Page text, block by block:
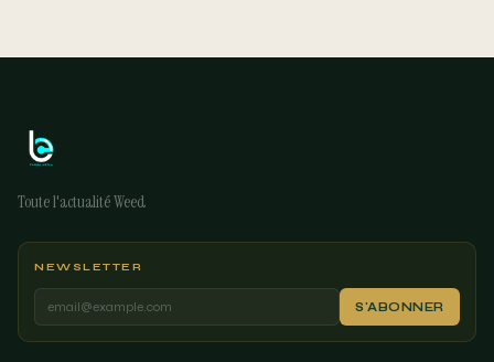
Toute l'actualité Weed
NEWSLETTER
S'ABONNER